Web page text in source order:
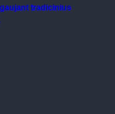
tradicinius